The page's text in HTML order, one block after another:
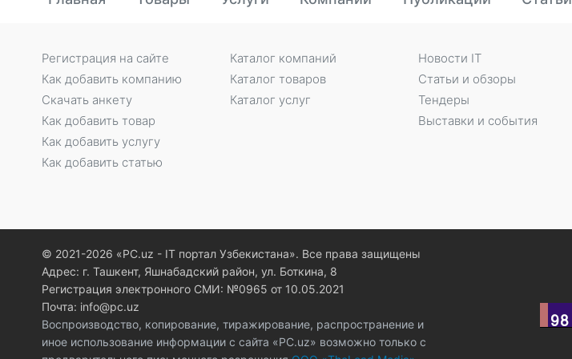
Регистрация на сайте
Как добавить компанию
Скачать анкету
Как добавить товар
Как добавить услугу
Как добавить статью
Каталог компаний
Каталог товаров
Каталог услуг
Новости IT
Статьи и обзоры
Тендеры
Выставки и события
© 2021-2026 «PC.uz - IT портал Узбекистана». Все права защищены
Адрес: г. Ташкент, Яшнабадский район, ул. Боткина, 8
Регистрация электронного СМИ: №0965 от 10.05.2021
Почта: info@pc.uz
Воспроизводство, копирование, тиражирование, распространение и
иное использование информации с сайта «PC.uz» возможно только с